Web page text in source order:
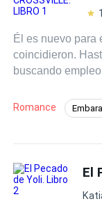
su pasado, y
Él es nuevo para
coincidieron.
buscando empleo. Pero ella si
era fuerte y esto
estaba
dejó a cargo de
Ella aprendió a
misma para triunfar.
Romance
El